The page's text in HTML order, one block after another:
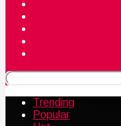
Trending
Popular